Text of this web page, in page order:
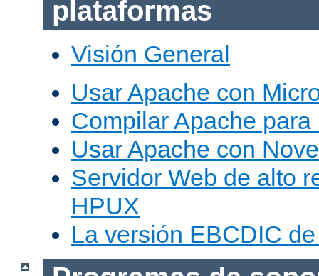
plataformas
Visión General
Usar Apache con
Compilar Apache
Usar Apache con
Servidor Web de alto
HPUX
La versión EBCDIC